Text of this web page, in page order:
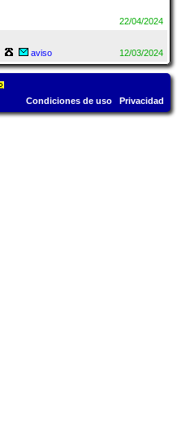
22/04/2024
aviso 12/03/2024
Condiciones de uso Privacidad